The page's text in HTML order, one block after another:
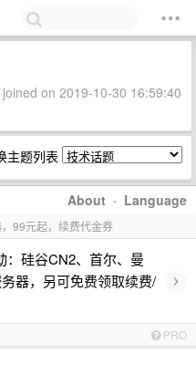
on 2019-10-30 16:59:40
主题列表
About · Language
99元起，续费代金券
：硅谷CN2、首尔、曼
器，另可免费领取续费/
›
PRO